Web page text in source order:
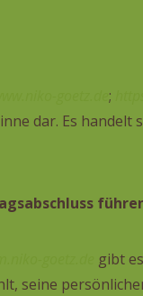
;
dar. Es
gibt
seine